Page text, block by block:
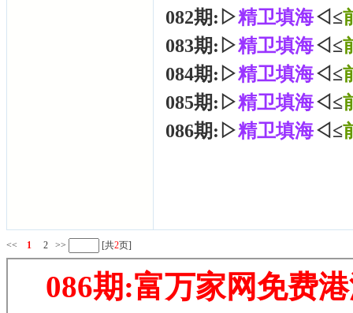
082期:▷精卫填海◁≤
083期:▷精卫填海◁≤
084期:▷精卫填海◁≤
085期:▷精卫填海◁≤
086期:▷精卫填海◁≤
<< 1 2 >> [共2页]